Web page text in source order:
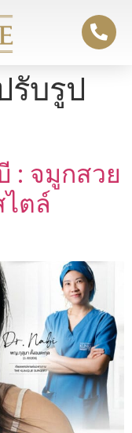
รับรูป
: จมูกสวย
ตล์